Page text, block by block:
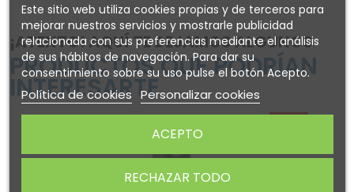
¡ATENTO! AQUÍ TE DEJAMOS ALGUNOS
PRODUCTOS QUE PODRÍAN
INTERESARTE
Este sitio web utiliza cookies propias y de terceros para
mejorar nuestros servicios y mostrarle publicidad
relacionada con sus preferencias mediante el análisis
de sus hábitos de navegación. Para dar su
consentimiento sobre su uso pulse el botón Acepto.
Política de cookies Personalizar cookies
RECHAZAR TODO
ACEPTO